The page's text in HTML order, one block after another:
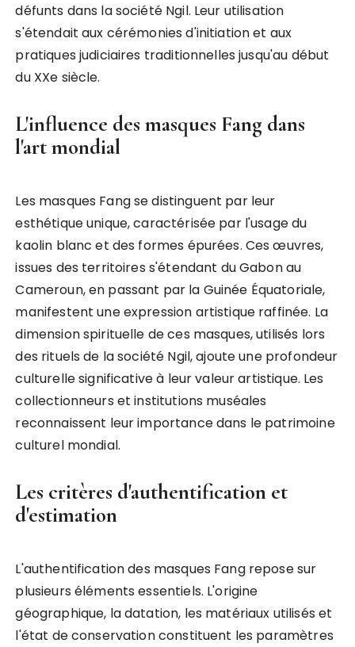
défunts dans la société Ngil. Leur utilisation
s'étendait aux cérémonies d'initiation et aux
pratiques judiciaires traditionnelles jusqu'au début
du XXe siècle.
L'influence des masques Fang dans
l'art mondial
Les masques Fang se distinguent par leur
esthétique unique, caractérisée par l'usage du
kaolin blanc et des formes épurées. Ces œuvres,
issues des territoires s'étendant du Gabon au
Cameroun, en passant par la Guinée Équatoriale,
manifestent une expression artistique raffinée. La
dimension spirituelle de ces masques, utilisés lors
des rituels de la société Ngil, ajoute une profondeur
culturelle significative à leur valeur artistique. Les
collectionneurs et institutions muséales
reconnaissent leur importance dans le patrimoine
culturel mondial.
Les critères d'authentification et
d'estimation
L'authentification des masques Fang repose sur
plusieurs éléments essentiels. L'origine
géographique, la datation, les matériaux utilisés et
l'état de conservation constituent les paramètres